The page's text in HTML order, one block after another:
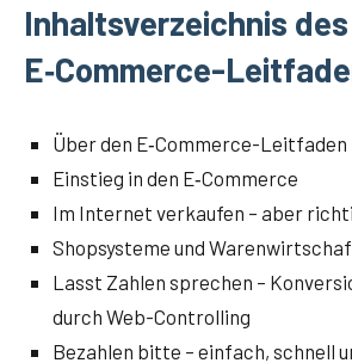
Inhaltsverzeichnis des
E‑Commerce-
Über den E‑Com­mer­ce-Leit­fa­den
Ein­stieg in den E‑Commerce
Im Inter­net ver­kau­fen – aber
Shop­sys­te­me und
Lasst Zah­len spre­chen –
durch Web-Controlling
Bezah­len bit­te – ein­fach, schnell